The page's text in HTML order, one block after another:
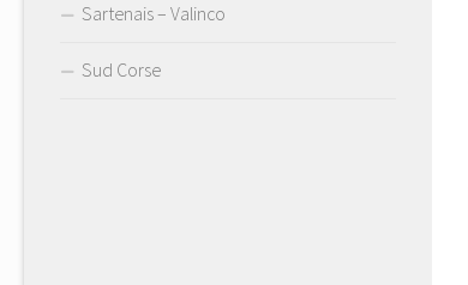
Sartenais – Valinco
Sud Corse